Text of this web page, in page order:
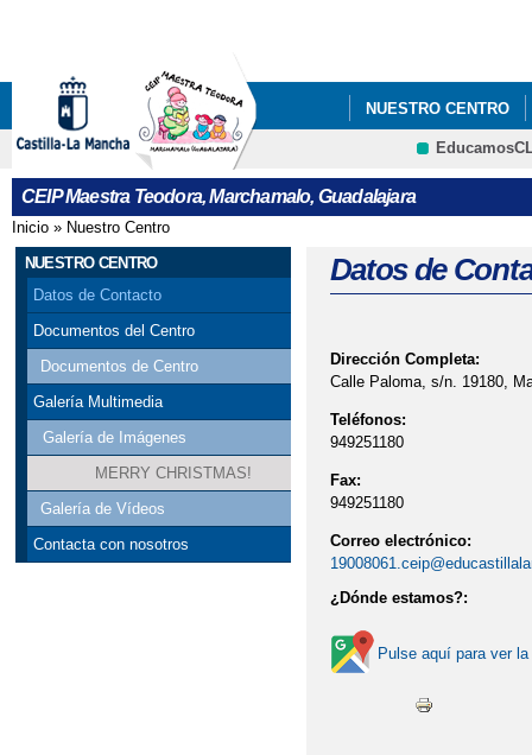
NUESTRO CENTRO
CEIP Maestra Teodora, Marchamalo, Guadalajara
Se encuentra usted aquí
Inicio » Nuestro Centro
NUESTRO CENTRO
Datos de Contacto
Documentos del Centro
Documentos de Centro
Galería Multimedia
Galería de Imágenes
MERRY CHRISTMAS!
Galería de Vídeos
Contacta con nosotros
Datos de
Dirección Completa:
Calle Paloma, s/n. 19180,
Teléfonos:
949251180
Fax:
949251180
Correo electrónico:
¿Dónde estamos?:
Pulse aquí para ver